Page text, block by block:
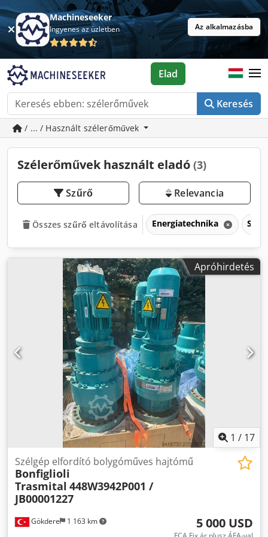
Machineseeker
Ingyenes az üzletben Az alkalmazásba
Keresés
Elad
/ ... / Használt szélerőművek
Szélerőművek használt eladó (3)
Szűrő Relevancia
Összes szűrő eltávolítása Energiatechnika
Apróhirdetés
1 / 17
Gökdere 1 163 km
Szélgép elfordító bolygóműves hajtómű
Bonfiglioli
Trasmital 448W3942P001 /
JB00001227
5 000 USD